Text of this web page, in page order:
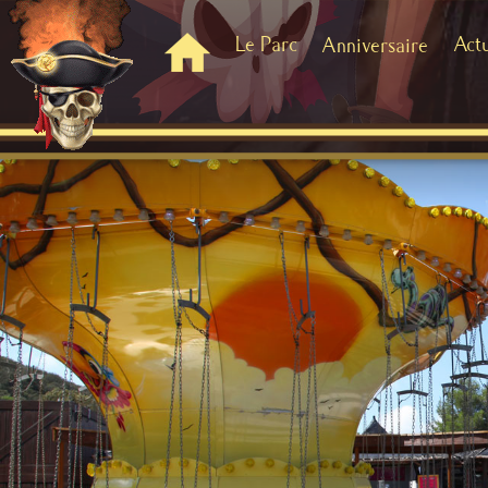
Le Parc Anniversaire